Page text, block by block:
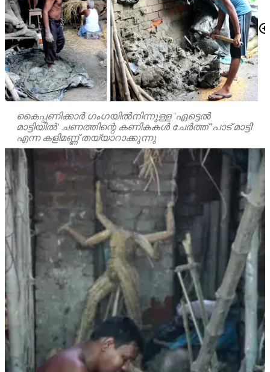
കൈപ്പണിക്കാർ ഗംഗയിൽനിന്നുള്ള 'ഏട്ടെൽ
മാട്ടിയിൽ' ചണത്തിന്റെ കണികകൾ ചേർത്ത് 'പാട് മാട്ടി'
എന്ന കളിമണ്ണ് തയ്യാറാക്കുന്നു